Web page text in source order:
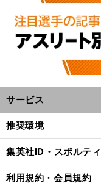
サービス
推奨環境
集英社ID・スポルテ
利用規約・会員規約